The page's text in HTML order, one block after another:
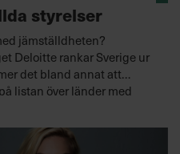
styrelser
jämställdheten?
Deloitte rankar Sverige ur
det bland annat att
listan över länder med
2045, innan kvinnor och